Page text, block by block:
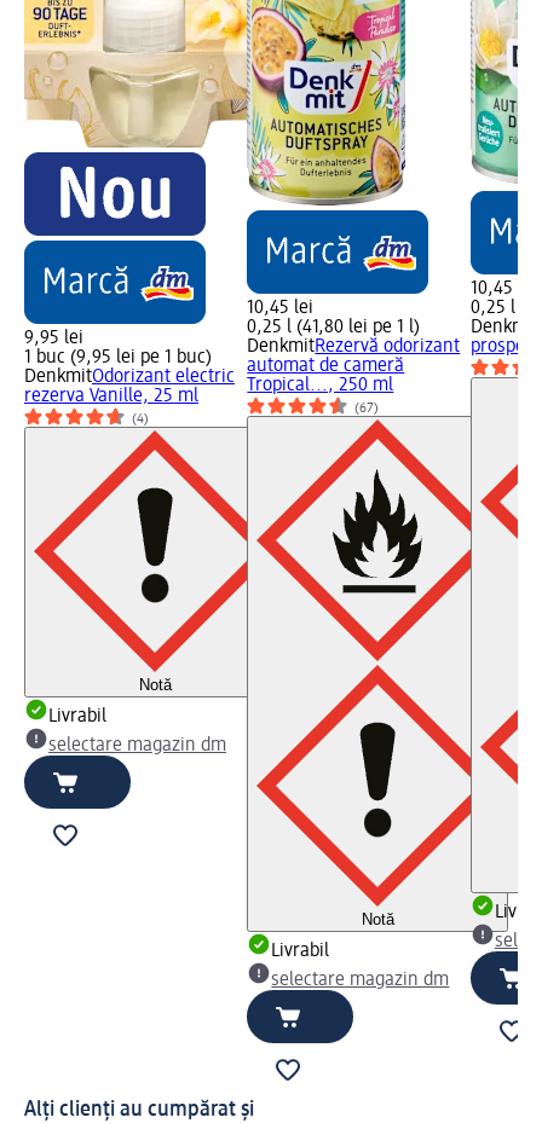
9,95 lei
1 buc (9,95 lei pe 1 buc)
DenkmitOdorizant electric
rezerva Vanille, 25 ml
(4)
Notă
Livrabil
selectare magazin dm
10,45 lei
0,25 l (41,80 lei pe 1 l)
DenkmitRezervă odorizant
automat de cameră
Tropical..., 250 ml
(67)
Notă
Livrabil
selectare magazin dm
10,45 lei
0,25 l
Denkmit
Alți clienți au cumpărat și